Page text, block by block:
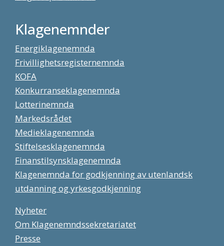
Klagenemnder
Energiklagenemnda
Frivillighetsregisternemnda
KOFA
Konkurranseklagenemnda
Lotterinemnda
Markedsrådet
Medieklagenemnda
Stiftelsesklagenemnda
Finanstilsynsklagenemnda
Klagenemnda for godkjenning av utenlandsk
utdanning og yrkesgodkjenning
Nyheter
Om Klagenemndssekretariatet
Presse